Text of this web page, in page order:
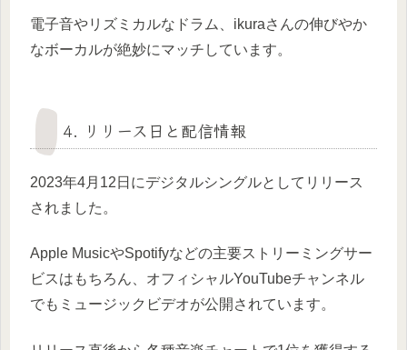
電子音やリズミカルなドラム、ikuraさんの伸びやか
なボーカルが絶妙にマッチしています。
4. リリース日と配信情報
2023年4月12日にデジタルシングルとしてリリース
されました。
Apple MusicやSpotifyなどの主要ストリーミングサー
ビスはもちろん、オフィシャルYouTubeチャンネル
でもミュージックビデオが公開されています。